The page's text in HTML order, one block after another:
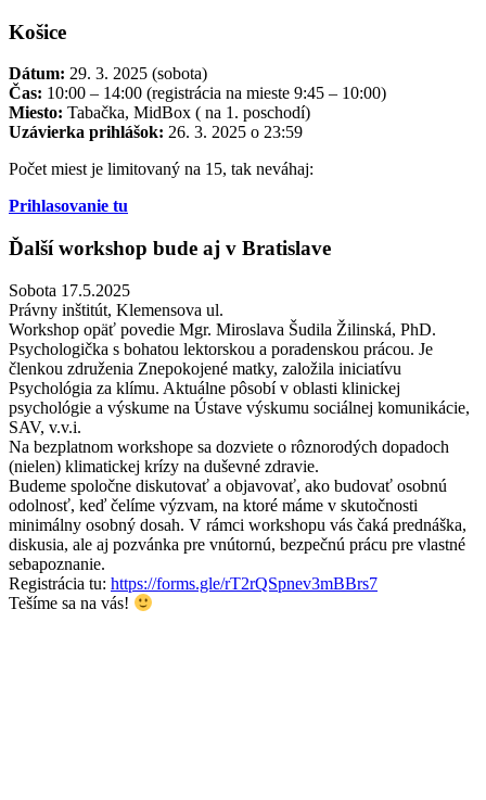
Košice
Dátum: 29. 3. 2025 (sobota)
Čas: 10:00 – 14:00 (registrácia na mieste 9:45 – 10:00)
Miesto: Tabačka, MidBox ( na 1. poschodí)
Uzávierka prihlášok: 26. 3. 2025 o 23:59
Počet miest je limitovaný na 15, tak neváhaj:
Prihlasovanie tu
Ďalší workshop bude aj v Bratislave
Sobota 17.5.2025
Právny inštitút, Klemensova ul.
Workshop opäť povedie Mgr. Miroslava Šudila Žilinská, PhD.
Psychologička s bohatou lektorskou a poradenskou prácou. Je
členkou združenia Znepokojené matky, založila iniciatívu
Psychológia za klímu. Aktuálne pôsobí v oblasti klinickej
psychológie a výskume na Ústave výskumu sociálnej komunikácie,
SAV, v.v.i.
Na bezplatnom workshope sa dozviete o rôznorodých dopadoch
(nielen) klimatickej krízy na duševné zdravie.
Budeme spoločne diskutovať a objavovať, ako budovať osobnú
odolnosť, keď čelíme výzvam, na ktoré máme v skutočnosti
minimálny osobný dosah. V rámci workshopu vás čaká prednáška,
diskusia, ale aj pozvánka pre vnútornú, bezpečnú prácu pre vlastné
sebapoznanie.
Registrácia tu: https://forms.gle/rT2rQSpnev3mBBrs7
Tešíme sa na vás!